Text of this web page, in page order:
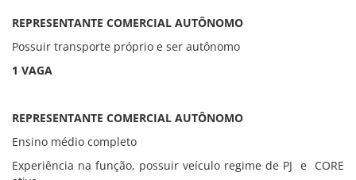
REPRESENTANTE COMERCIAL AUTÔNOMO
Possuir transporte próprio e ser autônomo
1 VAGA
REPRESENTANTE COMERCIAL AUTÔNOMO
Ensino médio completo
Experiência na função, possuir veículo regime de PJ e CORE